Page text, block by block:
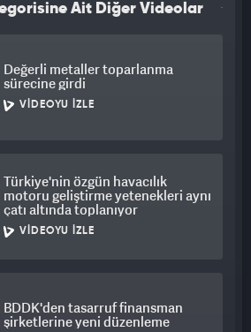
Ait Diğer Videolar
Değerli metaller toparlanma
sürecine girdi
VIDEOYU İZLE
Türkiye'nin özgün havacılık
motoru geliştirme yetenekleri aynı
çatı altında toplanıyor
VIDEOYU İZLE
BDDK'den tasarruf finansman
şirketlerine yeni düzenleme